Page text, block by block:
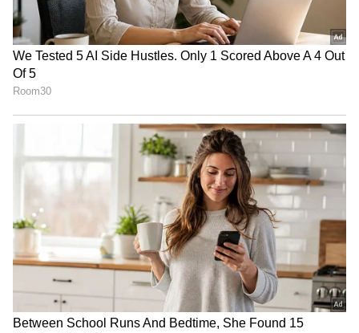
கடைக்காரர் எடுத்து கொடுக்கிறார். அதை
கையில் வைத்துக் கொண்டே சிரித்தபடியே,
நீங்கள் இந்த லௌகியைத் தேடவில்லை,
மாறாக இந்த லாக்கியைத் தான்
காட்டினார்.
கடந்த சீசனில் குஜராத் டைட்டன்ஸ்
அணியில் இடம் பெற்று லாக்கி பெர்குசன்
விளையாடினார். இதில், 13 போட்டிகளில் 12
விக்கெட்டுகளை கைப்பற்றியுள்ளார்.
தற்போது இந்த ஆண்டு கேகேஆர் அணி
அவரை ரூ.10 கோடிக்கு ஏலத்தில்
எடுத்துள்ளது என்பது குறிப்பிடத்தக்கது.